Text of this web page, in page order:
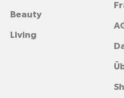
Beauty
Living